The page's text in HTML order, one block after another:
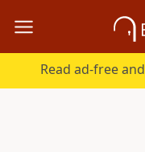
Read ad-free